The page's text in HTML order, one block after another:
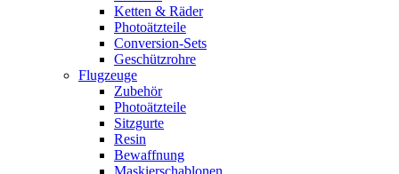
Ketten & Räder
Photoätzteile
Conversion-Sets
Geschützrohre
Flugzeuge
Zubehör
Photoätzteile
Sitzgurte
Resin
Bewaffnung
Maskierschablonen